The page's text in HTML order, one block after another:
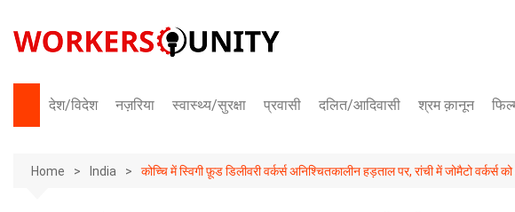
content
देश/विदेश
अंतराष्ट्रीय
नज़रिया स्वास्थ्य/सुरक्षा प्रवासी दलित/आदिवासी श्रम क़ानून
Home India कोच्चि में स्विगी फ़ूड डिलीवरी वर्कर्स अनिश्चितकालीन हड़ताल पर, रांची में जोमैटो